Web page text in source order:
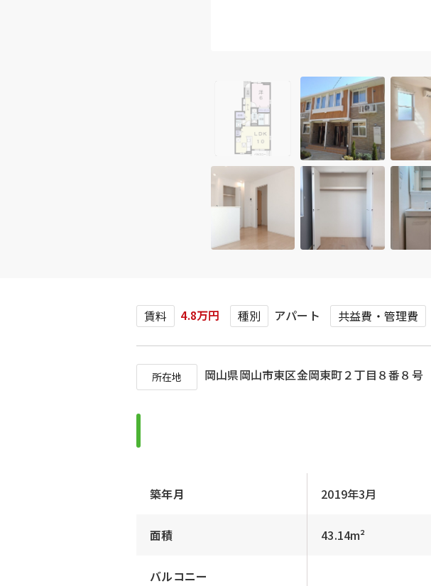
賃料 4.8万円 種別 アパート 共益費・管理費
所在地 岡山県岡山市東区金岡東町２丁目８番８号
築年月 2019年3月
面積 43.14m²
バルコニー